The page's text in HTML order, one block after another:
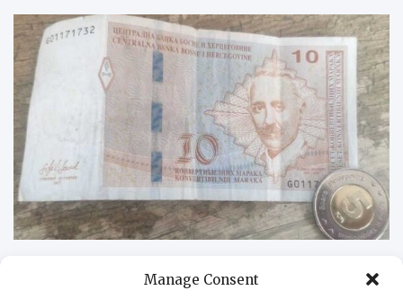
Manage Consent
Боснийская оборонка работает в убыток